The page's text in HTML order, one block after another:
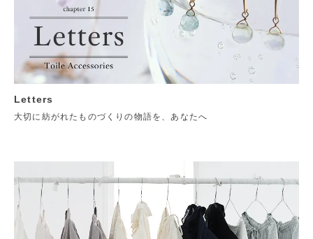
Letters
大切に紡がれたものづくりの物語を、あなたへ